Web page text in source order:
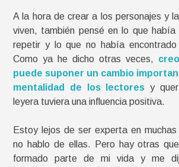
A la hora de crear a los personajes y
viven, también pensé en lo que
repetir y lo que no había
Como ya he dicho otras veces,
puede suponer un cambio
mentalidad de los lectores y
leyera tuviera una influencia positiva.
Estoy lejos de ser experta en
no hablo de ellas. Pero hay otras
formado parte de mi vida y me